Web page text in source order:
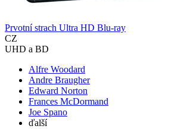
Prvotní strach Ultra HD Blu-ray
CZ
UHD a BD
Alfre Woodard
Andre Braugher
Edward Norton
Frances McDormand
Joe Spano
ďalší